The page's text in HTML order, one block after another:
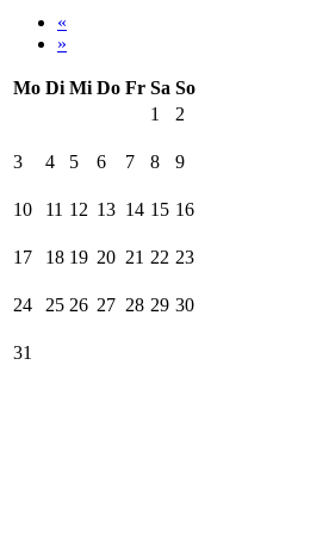
«
»
Mo Di Mi Do Fr Sa So
1
2
3 4 5 6 7 8 9
10 11 12 13 14 15 16
17 18 19 20 21 22 23
24 25 26 27 28 29 30
31